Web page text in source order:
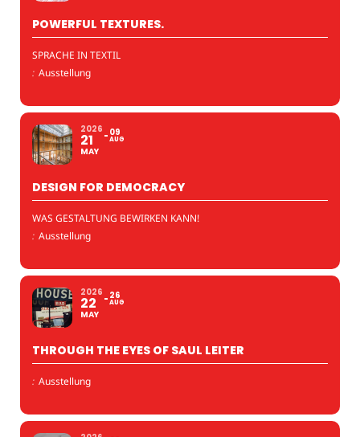
POWERFUL TEXTURES.
SPRACHE IN TEXTIL
: Ausstellung
2026
21
MAY
09
AUG
DESIGN FOR DEMOCRACY
WAS GESTALTUNG BEWIRKEN KANN!
: Ausstellung
2026
22
MAY
26
AUG
THROUGH THE EYES OF SAUL LEITER
: Ausstellung